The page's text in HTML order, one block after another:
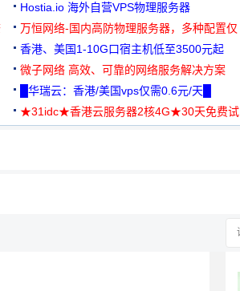
Hostia.io 海外自营VPS物理服务器
万恒网络-国内高防物理服务器，多种配置仅
99元/月起
香港、美国1-10G口宿主机低至3500元起
微子网络 高效、可靠的网络服务解决方案
█华瑞云：香港/美国vps仅需0.6元/天█
★31idc★香港云服务器2核4G★30天免费试